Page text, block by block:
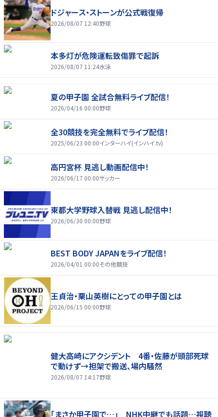
ドジャース・ストーンが公式戦復帰
2026/08/07 12:40野球
本多灯が危険運転致傷罪で起訴
2026/08/07 11:24水泳
夏の甲子園 全試合無料ライブ配信！
2026/04/16 00:00野球
全30競技を完全無料でライブ配信！
2025/06/23 00:00インターハイ(インハイ.tv)
高円宮杯 見逃し動画配信中！
2026/06/17 00:00サッカー
東都大学野球入替戦 見逃し配信中！
2026/06/30 00:00野球
BEST BODY JAPANをライブ配信！
2026/04/01 00:00その他競技
王貞治・栗山英樹にとっての甲子園とは
2026/06/15 00:00野球
健大高崎にアクシデント 4番・佐藤が頭部死球
で動けず→担架で搬送、場内騒然
2026/08/07 14:17野球
「まさか甲子園で…」 NHK中継でも話題…視聴